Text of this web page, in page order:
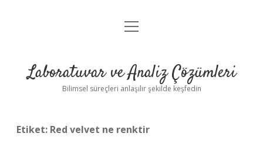
Anasayfa
Yasal Uyarı
menüyü
Laboratuvar ve Analiz Çözümleri
Bilimsel süreçleri anlaşılır şekilde keşfedin
Etiket: Red velvet ne renktir